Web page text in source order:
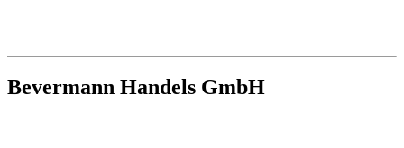
Bevermann Handels GmbH